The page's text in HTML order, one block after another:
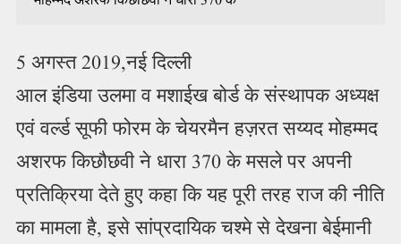
5 अगस्त 2019,नई दिल्ली
आल इंडिया उलमा व मशाईख बोर्ड के संस्थापक अध्यक्ष
एवं वर्ल्ड सूफी फोरम के चेयरमैन हज़रत सय्यद मोहम्मद
अशरफ किछौछवी ने धारा 370 के मसले पर अपनी
प्रतिक्रिया देते हुए कहा कि यह पूरी तरह राज की नीति
का मामला है, इसे सांप्रदायिक चश्मे से देखना बेईमानी